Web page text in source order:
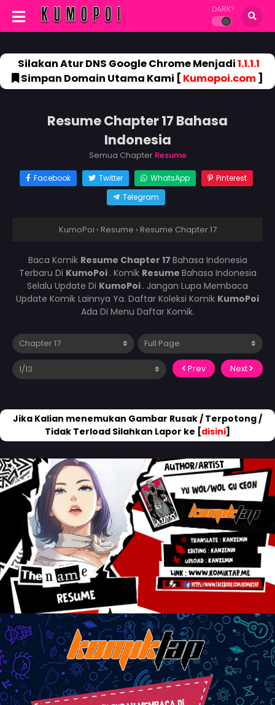
DARK?
Silakan Atur DNS Google Chrome Menjadi1.1.1.1
Simpan Domain Utama Kami [ Kumopoi.com]
Resume Chapter 17 Bahasa
Indonesia
Semua Chapter Resume
Facebook Twitter WhatsApp
Pinterest
Telegram
KumoPoi › Resume › Resume Chapter 17
Baca Komik Resume Chapter 17 Bahasa Indonesia
Terbaru Di KumoPoi . Komik Resume Bahasa Indonesia
Selalu Update Di KumoPoi . Jangan Lupa Membaca
Update Komik Lainnya Ya. Daftar Koleksi Komik KumoPoi
Ada Di Menu Daftar Komik.
Prev Next
Jika Kalian menemukan Gambar Rusak / Terpotong /
Tidak Terload Silahkan Lapor ke [disini]